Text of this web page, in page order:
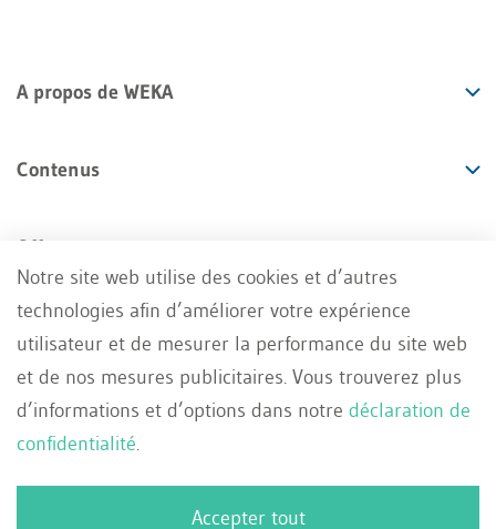
A propos de WEKA
Contenus
Offres
Services
Impressum
Conditions générales
FR
Notre site web utilise des cookies et d’autres
technologies afin d’améliorer votre expérience
utilisateur et de mesurer la performance du site web
et de nos mesures publicitaires. Vous trouverez plus
d’informations et d’options dans notre déclaration de
confidentialité.
Accepter tout